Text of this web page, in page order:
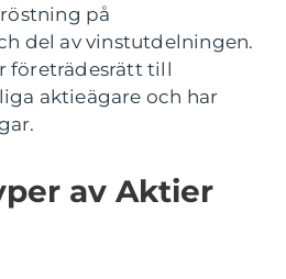
på
del av vinstutdelningen.
företrädesrätt till
aktieägare och har
av Aktier